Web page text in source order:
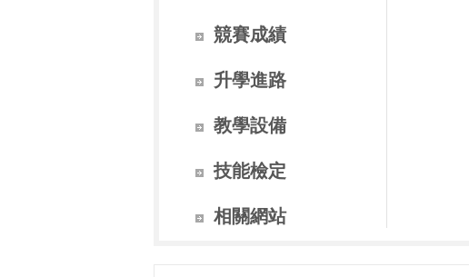
競賽成績
升學進路
教學設備
技能檢定
相關網站